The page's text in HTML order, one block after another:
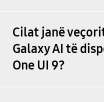
Cilat janë
Galaxy AI të
One UI 9?